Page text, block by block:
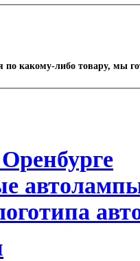
по какому-либо товару, мы